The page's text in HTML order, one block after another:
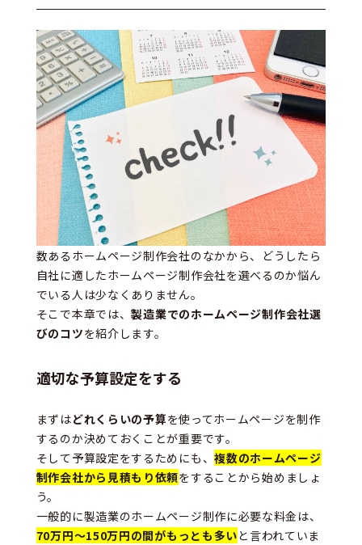
数あるホームページ制作会社のなかから、どうしたら
自社に適したホームページ制作会社を選べるのか悩ん
でいる人は少なくありません。
そこで本章では、製造業でのホームページ制作会社選
びのコツを紹介します。
適切な予算設定をする
まずはどれくらいの予算を使ってホームページを制作
するのか決めておくことが重要です。
そして予算設定をするためにも、複数のホームページ
制作会社から見積もり依頼をすることから始めましょ
う。
一般的に製造業のホームページ制作に必要な料金は、
70万円～150万円の間がもっとも多いと言われていま